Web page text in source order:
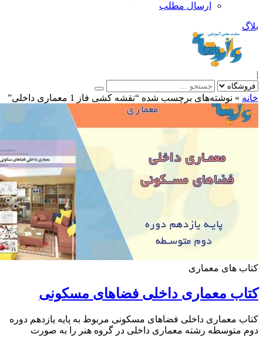
ارسال مطلب
»نوشته‌های برچسب شده “نقشه کشی فاز 1 معماری داخلی”
های معماری
معماری داخلی فضاهای مسکونی
معماری داخلی فضاهای مسکونی مربوط به پایه یازدهم دوره
متوسطه رشته معماری داخلی در گروه هنر را به صورت